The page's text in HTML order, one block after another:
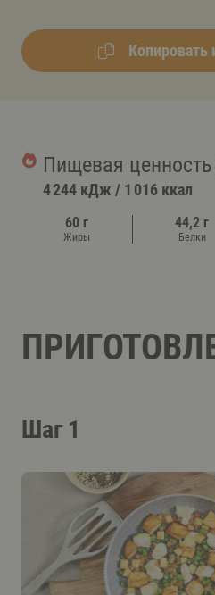
Копировать
Пищевая
4 244 кДж / 1 016 ккал
60 г
Жиры
44,2 г
Белки
Шаг 1